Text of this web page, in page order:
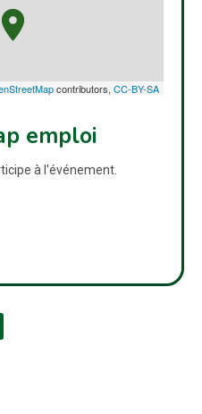
contributors, CC-BY-SA
emploi
à l'événement.